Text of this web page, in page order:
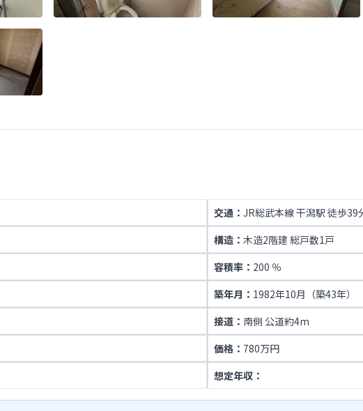
交通： JR総武本線 干潟駅 徒歩39
構造： 木造2階建 総戸数1戸
容積率： 200 ％
築年月： 1982年10月（築43年）
接道： 南側 公道約4m
価格： 780万円
想定年収：